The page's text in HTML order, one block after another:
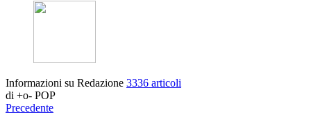
Informazioni su Redazione 3336 articoli
di +o- POP
Precedente